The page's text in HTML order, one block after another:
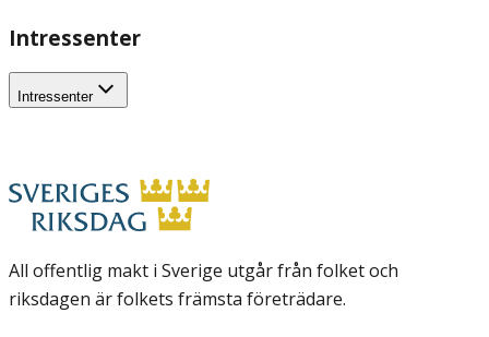
Intressenter
Intressenter
All offentlig makt i Sverige utgår från folket och
riksdagen är folkets främsta företrädare.